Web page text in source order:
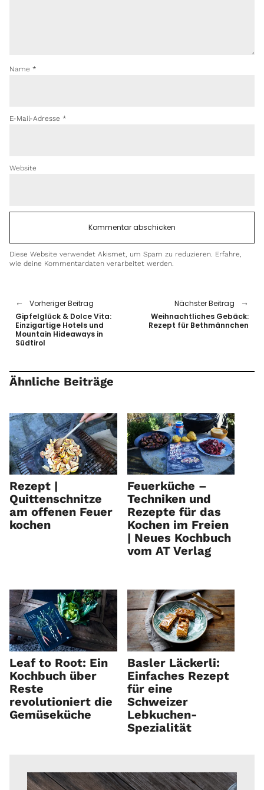
Name*
E-Mail-Adresse*
Website
Diese Website verwendet Akismet, um Spam zu reduzieren. Erfahre,
wie deine Kommentardaten verarbeitet werden.
Vorheriger Beitrag
Gipfelglück & Dolce Vita:
Einzigartige Hotels und
Mountain Hideaways in
Südtirol
Nächster Beitrag
Weihnachtliches Gebäck:
Rezept für Bethmännchen
Ähnliche Beiträge
Rezept |
Quittenschnitze
am offenen Feuer
kochen
Feuerküche –
Techniken und
Rezepte für das
Kochen im Freien
| Neues Kochbuch
vom AT Verlag
Leaf to Root: Ein
Kochbuch über
Reste
revolutioniert die
Gemüseküche
Basler Läckerli:
Einfaches Rezept
für eine
Schweizer
Lebkuchen-
Spezialität